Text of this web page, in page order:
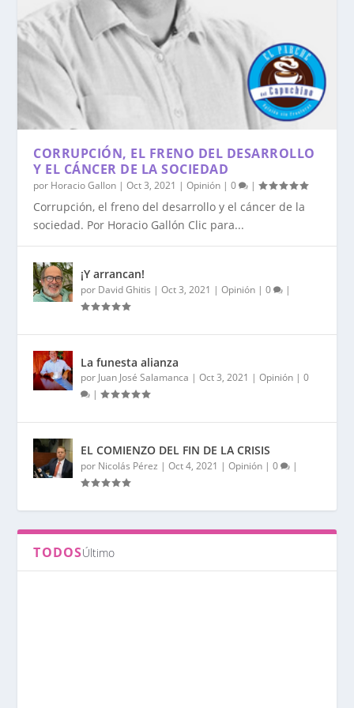
CORRUPCIÓN, EL FRENO DEL DESARROLLO
Y EL CÁNCER DE LA SOCIEDAD
por Horacio Gallon |Oct 3, 2021 |Opinión |0 |
Corrupción, el freno del desarrollo y el cáncer de la
sociedad. Por Horacio Gallón Clic para...
¡Y arrancan!
por David Ghitis |Oct 3, 2021 |Opinión |0 |
La funesta alianza
por Juan José Salamanca |Oct 3, 2021 |Opinión |0
|
EL COMIENZO DEL FIN DE LA CRISIS
por Nicolás Pérez |Oct 4, 2021 |Opinión |0 |
TODOSÚltimo